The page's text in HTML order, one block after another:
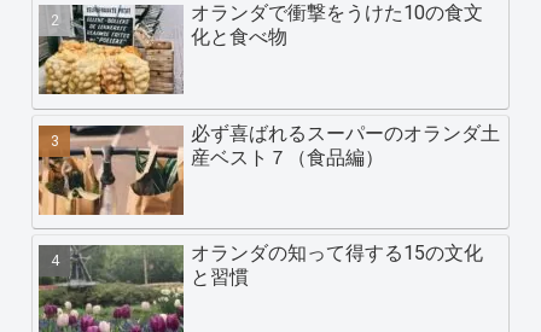
オランダで衝撃をうけた10の食文
化と食べ物
必ず喜ばれるスーパーのオランダ土
産ベスト７（食品編）
オランダの知って得する15の文化
と習慣